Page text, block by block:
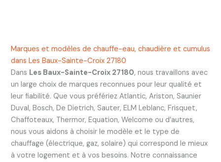
Marques et modèles de chauffe-eau, chaudière et cumulus
dans Les Baux-Sainte-Croix 27180
Dans Les Baux-Sainte-Croix 27180, nous travaillons avec
un large choix de marques reconnues pour leur qualité et
leur fiabilité. Que vous préfériez Atlantic, Ariston, Saunier
Duval, Bosch, De Dietrich, Sauter, ELM Leblanc, Frisquet,
Chaffoteaux, Thermor, Equation, Welcome ou d’autres,
nous vous aidons à choisir le modèle et le type de
chauffage (électrique, gaz, solaire) qui correspond le mieux
à votre logement et à vos besoins. Notre connaissance